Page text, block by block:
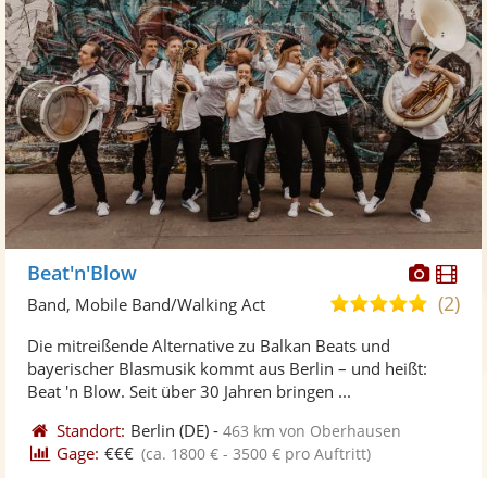
Beat'n'Blow
5,0(2)
Band, Mobile Band/Walking Act
Die mitreißende Alternative zu Balkan Beats und
bayerischer Blasmusik kommt aus Berlin – und heißt:
Beat 'n Blow. Seit über 30 Jahren bringen ...
Standort: Berlin (DE) -463 km von Oberhausen
Gage: €€€ (ca. 1800 € - 3500 € pro Auftritt)